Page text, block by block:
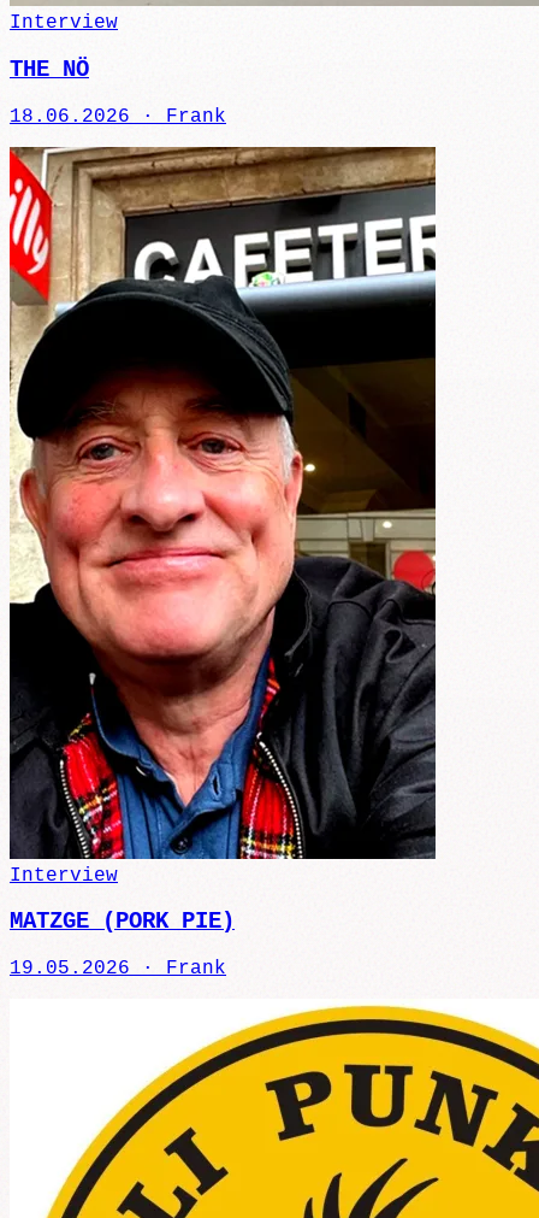
Interview
THE NÖ
18.06.2026 · Frank
Interview
MATZGE (PORK PIE)
19.05.2026 · Frank